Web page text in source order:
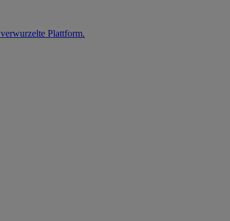
Plattform.